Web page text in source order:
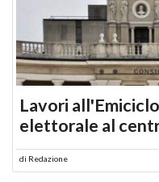
Lavori
elettorale al
di Redazione